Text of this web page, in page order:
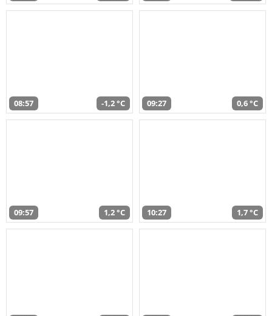
08:57 -1,2 °C 09:27 0,6 °C
09:57 1,2 °C 10:27 1,7 °C